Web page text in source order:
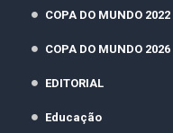
COPA DO MUNDO 2022
COPA DO MUNDO 2026
EDITORIAL
Educação